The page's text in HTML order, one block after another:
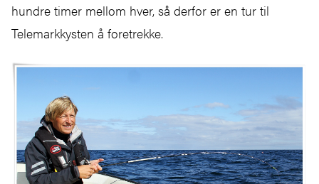
hundre timer mellom hver, så derfor er en tur til
Telemarkkysten å foretrekke.